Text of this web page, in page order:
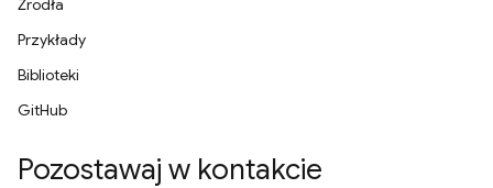
Źródła
Przykłady
Biblioteki
GitHub
Pozostawaj w kontakcie